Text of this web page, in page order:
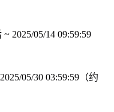
2025/05/14 09:59:59
05/30 03:59:59（约